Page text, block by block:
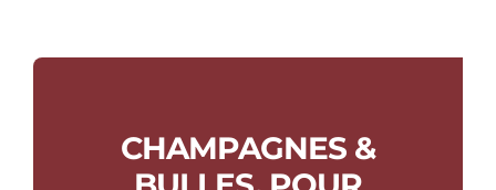
CHAMPAGNES & BULLES
COLLECTORSCHAMPAGNES &